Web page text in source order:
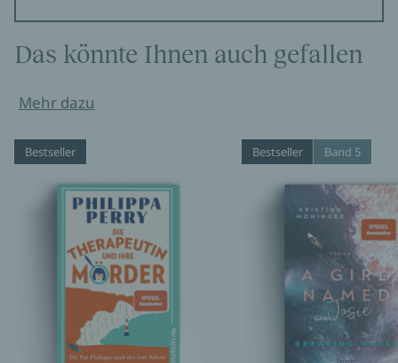
Das könnte Ihnen auch gefallen
Mehr dazu
Bestseller Bestseller Band 5